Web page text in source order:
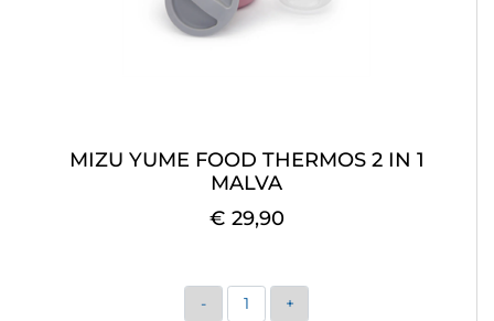
MIZU YUME FOOD THERMOS 2 IN 1
MALVA
€ 29,90
Quantità